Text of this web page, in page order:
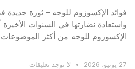
فوائد الإكسوزوم للوجه – ثورة جديدة
واستعادة نضارتها في السنوات
الإكسوزوم للوجه من أكثر
27 يونيو، 2026 لا توجد تعليقات